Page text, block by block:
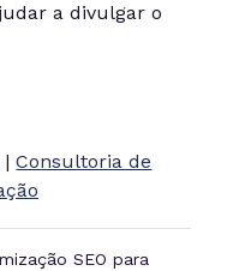
a divulgar o
|Consultoria de
SEO para